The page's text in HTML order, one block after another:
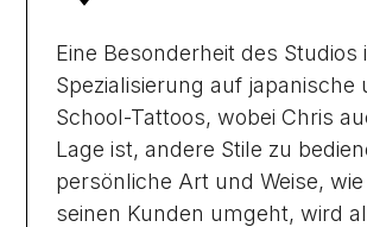
Eine Besonderheit des Studios
Spezialisierung auf japanische
School-Tattoos, wobei Chris
Lage ist, andere Stile zu
persönliche Art und Weise,
seinen Kunden umgeht, wird